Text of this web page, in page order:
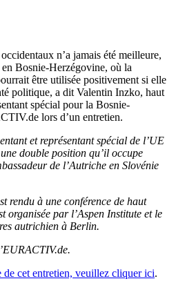
n’a jamais été meilleure,
Bosnie-Herzégovine, où la
être utilisée positivement si elle
politique, a dit Valentin Inzko, haut
spécial pour la Bosnie-
lors d’un entretien.
et représentant spécial de l’UE
double position qu’il occupe
de l’Autriche en Slovénie
rendu à une conférence de haut
organisée par l’Aspen Institute et le
autrichien à Berlin.
de cet entretien, veuillez cliquer ici.